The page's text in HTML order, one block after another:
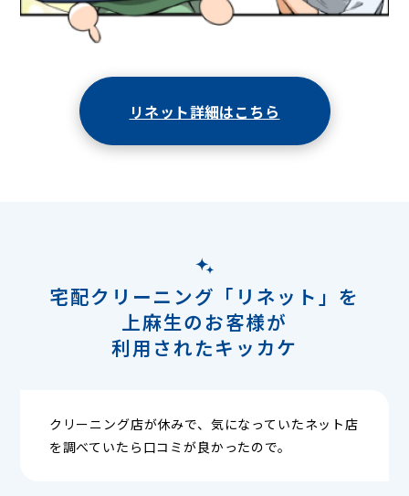
リネット詳細はこちら
宅配クリーニング「リネット」を
上麻生のお客様が
利用されたキッカケ
クリーニング店が休みで、気になっていたネット店
を調べていたら口コミが良かったので。